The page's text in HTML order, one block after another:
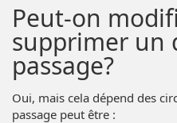
Peut-on
supprimer un
passage?
Oui, mais cela dépend des
passage peut être :